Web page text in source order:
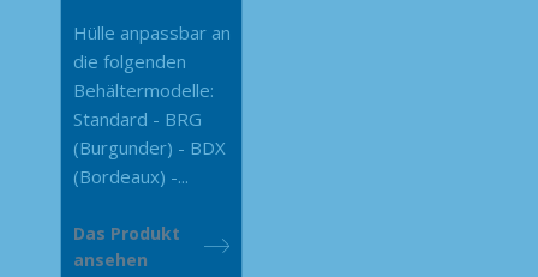
Hülle anpassbar an
die folgenden
Behältermodelle:
Standard - BRG
(Burgunder) - BDX
(Bordeaux) -...
Das Produkt
ansehen